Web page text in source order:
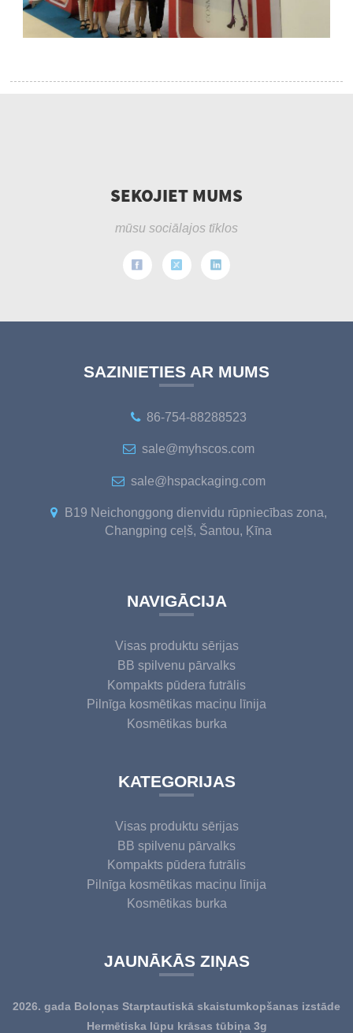
SEKOJIET MUMS
mūsu sociālajos tīklos
SAZINIETIES AR MUMS
86-754-88288523
sale@myhscos.com
sale@hspackaging.com
B19 Neichonggong dienvidu rūpniecības zona,
Changping ceļš, Šantou, Ķīna
NAVIGĀCIJA
Visas produktu sērijas
BB spilvenu pārvalks
Kompakts pūdera futrālis
Pilnīga kosmētikas maciņu līnija
Kosmētikas burka
KATEGORIJAS
Visas produktu sērijas
BB spilvenu pārvalks
Kompakts pūdera futrālis
Pilnīga kosmētikas maciņu līnija
Kosmētikas burka
JAUNĀKĀS ZIŅAS
2026. gada Boloņas Starptautiskā skaistumkopšanas izstāde
Hermētiska lūpu krāsas tūbiņa 3g